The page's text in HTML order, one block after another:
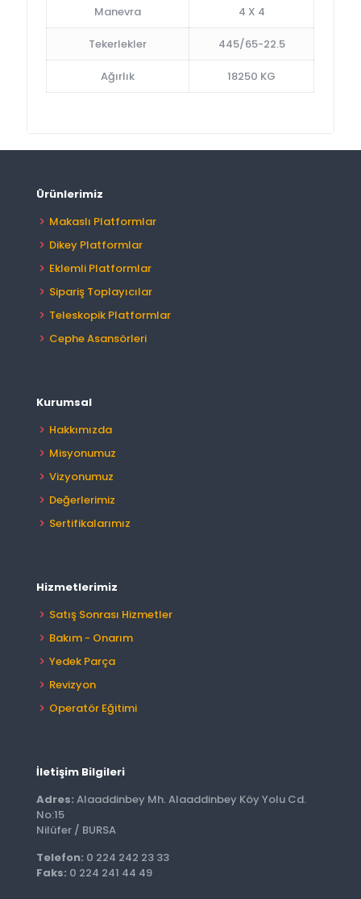
Manevra 4 X 4
Tekerlekler 445/65-22.5
Ağırlık 18250 KG
Ürünlerimiz
Makaslı Platformlar
Dikey Platformlar
Eklemli Platformlar
Sipariş Toplayıcılar
Teleskopik Platformlar
Cephe Asansörleri
Kurumsal
Hakkımızda
Misyonumuz
Vizyonumuz
Değerlerimiz
Sertifikalarımız
Hizmetlerimiz
Satış Sonrası Hizmetler
Bakım - Onarım
Yedek Parça
Revizyon
Operatör Eğitimi
İletişim Bilgileri
Adres: Alaaddinbey Mh. Alaaddinbey Köy Yolu Cd.
No:15
Nilüfer / BURSA
Telefon: 0 224 242 23 33
Faks: 0 224 241 44 49